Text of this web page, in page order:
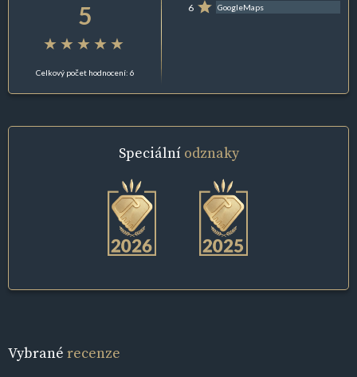
5
Celkový počet hodnocení: 6
6 GoogleMaps
Speciální odznaky
Vybrané recenze